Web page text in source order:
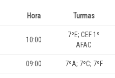
Hora Turmas
10:00
7ºE; CEF 1º
AFAC
09:00 7ºA; 7ºC; 7ºF